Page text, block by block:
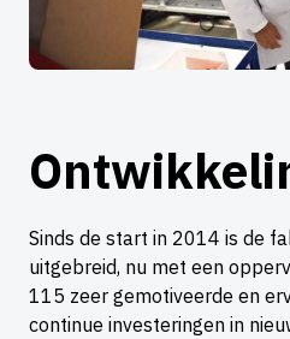
Sinds de start in 2014 is de
uitgebreid, nu met een
115 zeer gemotiveerde en
continue investeringen in